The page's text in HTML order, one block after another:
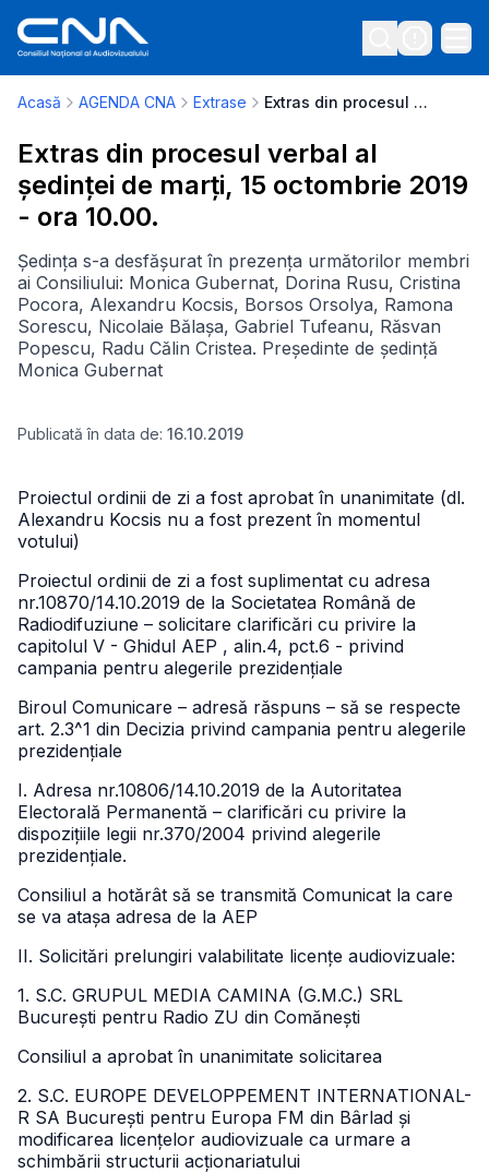
Acasă AGENDA CNA Extrase Extras din procesul verbal al ședinței de marți, 15 octombrie 2019 - ora 10.00.
Extras din procesul verbal al
ședinței de marți, 15 octombrie 2019
- ora 10.00.
Ședința s-a desfășurat în prezența următorilor membri
ai Consiliului: Monica Gubernat, Dorina Rusu, Cristina
Pocora, Alexandru Kocsis, Borsos Orsolya, Ramona
Sorescu, Nicolaie Bălașa, Gabriel Tufeanu, Răsvan
Popescu, Radu Călin Cristea. Președinte de ședință
Monica Gubernat
Publicată în data de: 16.10.2019
Proiectul ordinii de zi a fost aprobat în unanimitate (dl.
Alexandru Kocsis nu a fost prezent în momentul
votului)
Proiectul ordinii de zi a fost suplimentat cu adresa
nr.10870/14.10.2019 de la Societatea Română de
Radiodifuziune – solicitare clarificări cu privire la
capitolul V - Ghidul AEP , alin.4, pct.6 - privind
campania pentru alegerile prezidențiale
Biroul Comunicare – adresă răspuns – să se respecte
art. 2.3^1 din Decizia privind campania pentru alegerile
prezidențiale
I. Adresa nr.10806/14.10.2019 de la Autoritatea
Electorală Permanentă – clarificări cu privire la
dispozițiile legii nr.370/2004 privind alegerile
prezidențiale.
Consiliul a hotărât să se transmită Comunicat la care
se va atașa adresa de la AEP
II. Solicitări prelungiri valabilitate licențe audiovizuale:
1. S.C. GRUPUL MEDIA CAMINA (G.M.C.) SRL
București pentru Radio ZU din Comănești
Consiliul a aprobat în unanimitate solicitarea
2. S.C. EUROPE DEVELOPPEMENT INTERNATIONAL-
R SA București pentru Europa FM din Bârlad și
modificarea licențelor audiovizuale ca urmare a
schimbării structurii acționariatului